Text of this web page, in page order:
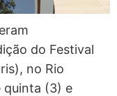
do Festival
no Rio
quinta (3) e